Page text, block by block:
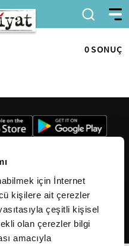
için İnternet
kişilere ait çerezler
çeşitli kişisel
olan çerezler bilgi
amacıyla
0 SONUÇ